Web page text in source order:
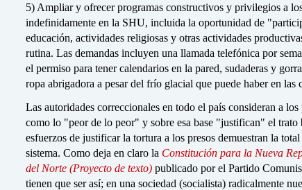
5) Ampliar y ofrecer programas constructivos y privilegios a
indefinidamente en la SHU, incluida la oportunidad de
educación, actividades religiosas y otras actividades
rutina. Las demandas incluyen una llamada telefónica por
el permiso para tener calendarios en la pared, sudaderas y
ropa abrigadora a pesar del frío glacial que puede haber en las
Las autoridades correccionales en todo el país consideran a
como lo "peor de lo peor" y sobre esa base "justifican" el trato
esfuerzos de justificar la tortura a los presos demuestran la
sistema. Como deja en claro la Constitución para la Nueva
del Norte (Proyecto de texto) publicado por el Partido
tienen que ser así; en una sociedad (socialista) radicalmente